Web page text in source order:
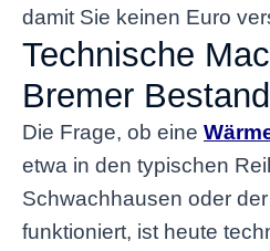
damit Sie keinen Euro
Technische
Bremer Bestand
Die Frage, ob eine
etwa in den typischen
Schwachhausen oder
funktioniert, ist heute